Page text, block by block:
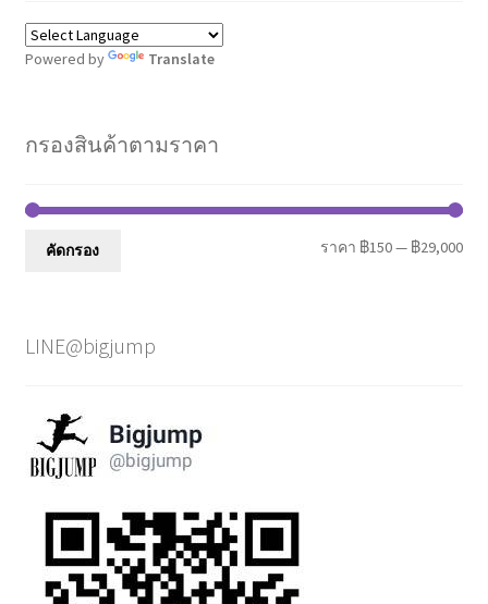
Powered by Translate
กรองสินค้าตามราคา
รา
รา
คัดกรอง ราคา ฿150— ฿29,000
LINE@bigjump